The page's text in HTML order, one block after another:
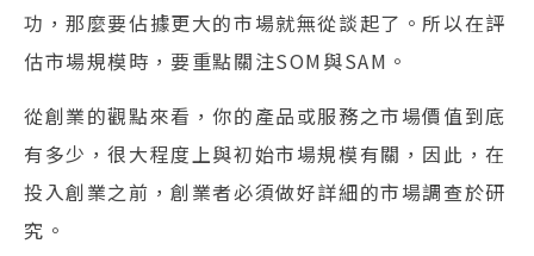
功，那麼要佔據更大的市場就無從談起了。所以在評
估市場規模時，要重點關注SOM與SAM。
從創業的觀點來看，你的產品或服務之市場價值到底
有多少，很大程度上與初始市場規模有關，因此，在
投入創業之前，創業者必須做好詳細的市場調查於研
究。